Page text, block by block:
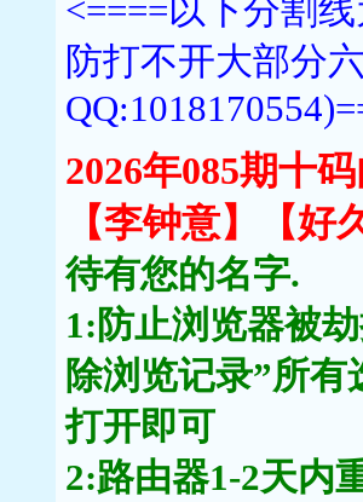
<====以下分割
防打不开大部分
2026年085期十
【李钟意】【
待有您的名字.
1:防止浏览器被
除浏览记录”所
打开即可
2:路由器1-2天内